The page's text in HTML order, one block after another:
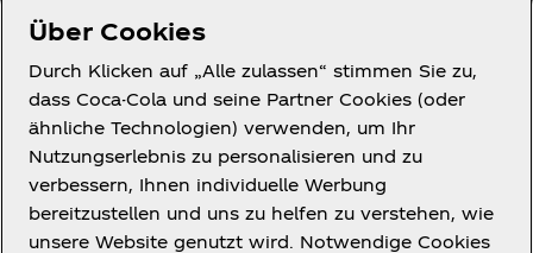
Über uns
Du brauchst Hilfe?
Über Cookies
Durch Klicken auf „Alle zulassen“ stimmen Sie zu,
dass Coca-Cola und seine Partner Cookies (oder
ähnliche Technologien) verwenden, um Ihr
Nutzungserlebnis zu personalisieren und zu
verbessern, Ihnen individuelle Werbung
bereitzustellen und uns zu helfen zu verstehen, wie
unsere Website genutzt wird. Notwendige Cookies